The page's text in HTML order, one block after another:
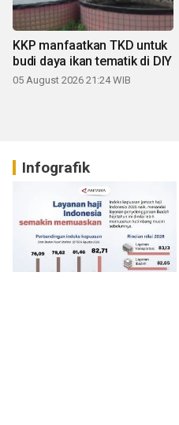
KKP manfaatkan TKD untuk
budi daya ikan tematik di DIY
05 August 2026 21:24 WIB
Infografik